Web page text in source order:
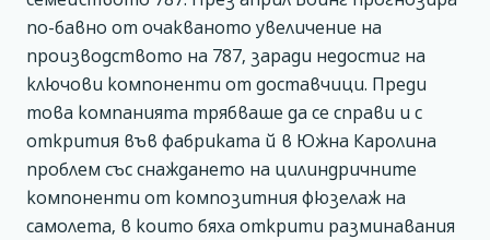
по-бавно от очакваното увеличение на
производството на 787, заради недостиг на
ключови компоненти от доставчици. Преди
това компанията трябваше да се справи и с
открития във фабриката й в Южна Каролина
проблем със снаждането на цилиндричните
компоненти от композитния фюзелаж на
самолета, в които бяха открити разминавания